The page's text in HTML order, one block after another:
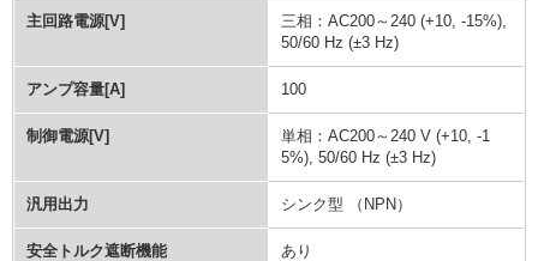
主回路電源[V]
三相：AC200～240 (+10, -15%),
50/60 Hz (±3 Hz)
アンプ容量[A] 100
制御電源[V]
単相：AC200～240 V (+10, -1
5%), 50/60 Hz (±3 Hz)
汎用出力 シンク型 （NPN）
安全トルク遮断機能 あり